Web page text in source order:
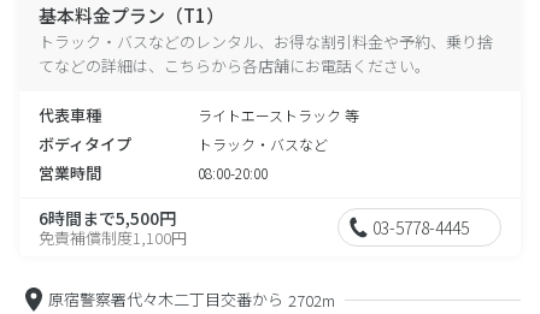
基本料金プラン（T1）
トラック・バスなどのレンタル、お得な割引料金や予約、乗り捨
てなどの詳細は、こちらから各店舗にお電話ください。
代表車種 ライトエーストラック 等
ボディタイプ トラック・バスなど
営業時間 08:00-20:00
6時間まで5,500円
免責補償制度1,100円 03-5778-4445
原宿警察署代々木二丁目交番から 2702m